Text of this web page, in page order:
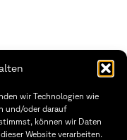
wir Technologien wie
und/oder darauf
können wir Daten
Website verarbeiten.
Dekanat
Freitag